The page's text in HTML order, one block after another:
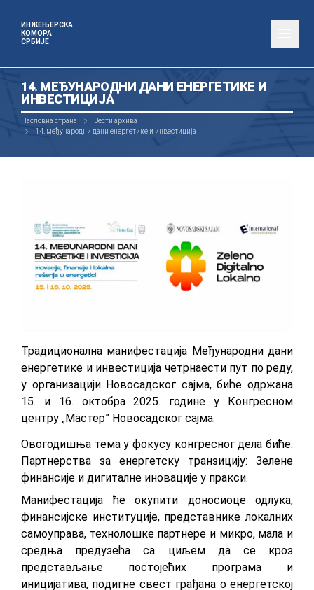
ИНЖЕЊЕРСКА
КОМОРА
СРБИЈЕ
14. МЕЂУНАРОДНИ ДАНИ ЕНЕРГЕТИКЕ И
ИНВЕСТИЦИЈА
Насловна страна
Вести архива
14. међународни дани енергетике и инвестиција
Традиционална манифестација Међународни дани
енергетике и инвестиција четрнаести пут по реду,
у организацији Новосадског сајма, биће одржана
15. и 16. октобра 2025. године у Конгресном
центру „Мастер” Новосадског сајма.
Овогодишња тема у фокусу конгресног дела биће:
Партнерства за енергетску транзицију: Зелене
финансије и дигиталне иновације у пракси.
Манифестација ће окупити доносиоце одлука,
финансијске институције, представнике локалних
самоуправа, технолошке партнере и микро, мала и
средња предузећа са циљем да се кроз
прeдстaвљaње пoстojeћих прoгрaмa и
инициjaтивa, пoдигнe свeст грaђaнa o eнeргeтскoj